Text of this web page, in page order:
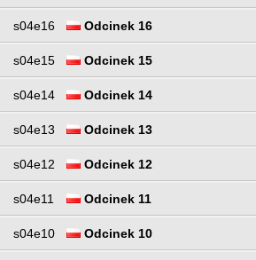
s04e16 Odcinek 16
s04e15 Odcinek 15
s04e14 Odcinek 14
s04e13 Odcinek 13
s04e12 Odcinek 12
s04e11 Odcinek 11
s04e10 Odcinek 10